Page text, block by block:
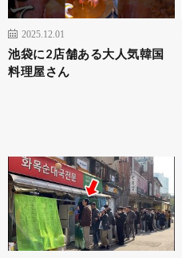
2025.12.01
池袋に2店舗ある大人気韓国
料理屋さん